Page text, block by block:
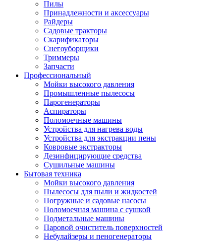
Пилы
Принадлежности и аксессуары
Райдеры
Садовые тракторы
Скарификаторы
Снегоуборщики
Триммеры
Запчасти
Профессиональный
Мойки высокого давления
Промышленные пылесосы
Парогенераторы
Аспираторы
Поломоечные машины
Устройства для нагрева воды
Устройства для экстракции пены
Ковровые экстракторы
Дезинфицирующие средства
Сушильные машины
Бытовая техника
Мойки высокого давления
Пылесосы для пыли и жидкостей
Погружные и садовые насосы
Поломоечная машина с сушкой
Подметальные машины
Паровой очиститель поверхностей
Небулайзеры и пеногенераторы